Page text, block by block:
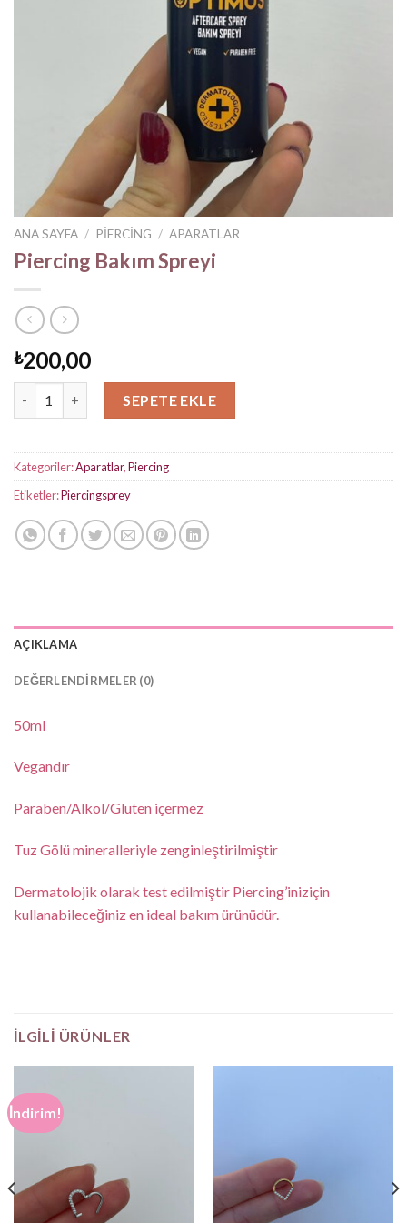
ANA SAYFA / PIERCING / APARATLAR
Piercing Bakım Spreyi
₺200,00
SEPETE EKLE
Kategoriler:Aparatlar,Piercing
Etiketler:Piercingsprey
AÇIKLAMA
DEĞERLENDIRMELER (0)
50ml
Vegandır
Paraben/Alkol/Gluten içermez
Tuz Gölü mineralleriyle zenginleştirilmiştir
Dermatolojik olarak test edilmiştir Piercing’iniziçin
kullanabileceğiniz en ideal bakım ürünüdür.
İLGILI ÜRÜNLER
İndirim!